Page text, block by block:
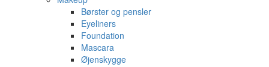
Børster og pensler
Eyeliners
Foundation
Mascara
Øjenskygge